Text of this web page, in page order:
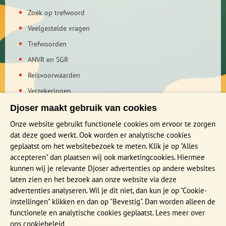
Halverwege de 16e eeuw arriveerden de Portugezen, die in
1614 door de shogun werden verbannen, omdat hij de
bekeringsdrift van de Jezuïeten als gevaarlijk was gaan
beschouwen. De contacten met het westen liepen vanaf die
ontstond een weliswaar miniem, maar wel uniek,
handelscontact tussen Japan en de rest van de wereld, via de
Hollanders op het kleine eilandje Dejima.
Zoek op trefwoord
Veelgestelde vragen
Trefwoorden
ANVR en SGR
Reisvoorwaarden
Verzekeringen
Reis en boek met Djoser zekerheid
Privacy verklaring
MEER WETEN?
Brochure aanvragen
Presentaties en Infodagen
Aanmelden nieuwsbrief
Djoser maakt gebruik van cookies
Onze website gebruikt functionele cookies om ervoor te zorgen
dat deze goed werkt. Ook worden er analytische cookies
geplaatst om het websitebezoek te meten. Klik je op "Alles
accepteren" dan plaatsen wij ook marketingcookies. Hiermee
kunnen wij je relevante Djoser advertenties op andere websites
laten zien en het bezoek aan onze website via deze
advertenties analyseren. Wil je dit niet, dan kun je op "Cookie-
instellingen" klikken en dan op "Bevestig". Dan worden alleen de
functionele en analytische cookies geplaatst. Lees meer over
ons cookiebeleid